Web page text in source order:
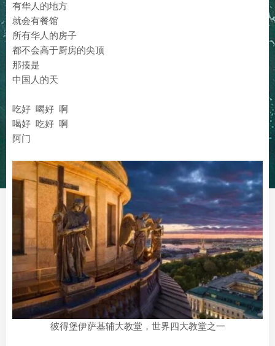
有华人的地方
就会有餐馆
所有华人的房子
都不会高于厨房的尖顶
那揍是
中国人的天
吃好 喝好 啊
喝好 吃好 啊
阿门
彼得堡伊萨基辅大教堂，世界四大教堂之一